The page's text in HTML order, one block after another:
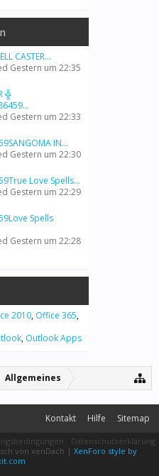
CASTER...
Gestern um 22:35
╬
Gestern um 22:33
IN...
Gestern um 22:30
Love Spells...
Gestern um 22:29
Spells
Gestern um 22:28
2010, Office 365,
, Outlook Apps
Allgemeines
Kontakt Hilfe Sitemap
Datenschutzerklärung
von xenDach | XenForo style by